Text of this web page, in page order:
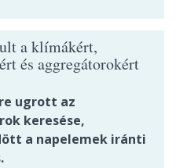
a klímákért,
és aggregátorokért
ugrott az
keresése,
a napelemek iránti